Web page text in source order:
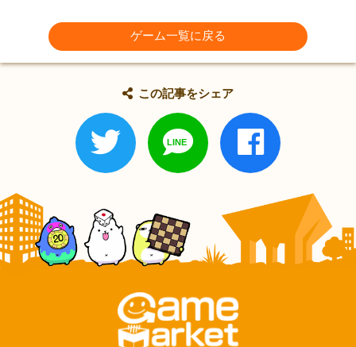
ゲーム一覧に戻る
この記事をシェア